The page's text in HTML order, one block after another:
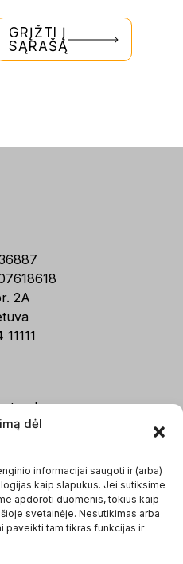
dėl
informacijai saugoti ir (arba)
kaip slapukus. Jei sutiksime
apdoroti duomenis, tokius kaip
svetainėje. Nesutikimas arba
paveikti tam tikras funkcijas ir
GRĮŽTI Į
SĄRAŠĄ
2A
tvarkymas
IĮ
UAB / VšĮ